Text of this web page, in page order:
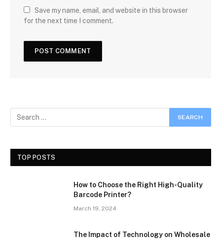
Save my name, email, and website in this browser
for the next time I comment.
TOP POSTS
How to Choose the Right High-Quality
Barcode Printer?
March 19, 2024
The Impact of Technology on Wholesale